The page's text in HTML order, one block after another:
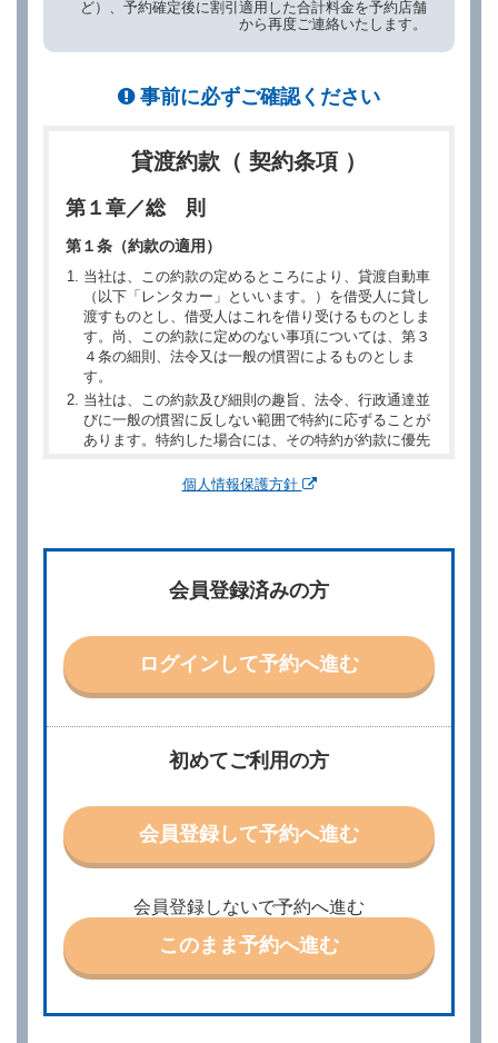
ど）、予約確定後に割引適用した合計料金を予約店舗
から再度ご連絡いたします。
事前に必ずご確認ください
貸渡約款（ 契約条項 ）
第１章／総 則
第１条（約款の適用）
当社は、この約款の定めるところにより、貸渡自動車
（以下「レンタカー」といいます。）を借受人に貸し
渡すものとし、借受人はこれを借り受けるものとしま
す。尚、この約款に定めのない事項については、第３
４条の細則、法令又は一般の慣習によるものとしま
す。
当社は、この約款及び細則の趣旨、法令、行政通達並
びに一般の慣習に反しない範囲で特約に応ずることが
あります。特約した場合には、その特約が約款に優先
別に定める料金表等に同意のうえ、別に定める方法に
他の借受条件（以下「借受条件」といいます。）を明
示して予約の申込みを行うことができます。なお、当
社は、電話連絡並びに電子メールによる予約に応じま
責任を負わないものとします。
当社は、借受人から予約の申込みがあったときは、原
則として、当社の保有するレンタカーの範囲内で予約
特に認める場合を除き、別に定める予約申込金を支払
うものとします。
第３条（予約の変更）
借受人は、前条第１項の借受条件を変更しようとする
ときは、あらかじめ当社の承諾を受けなければならな
いものとします。
第４条（予約の取消し等）
ができます。
個人情報保護方針
初めてご利用の方
会員登録して予約へ進む
会員登録しないで予約へ進む
このまま予約へ進む
会員登録済みの方
ログインして予約へ進む